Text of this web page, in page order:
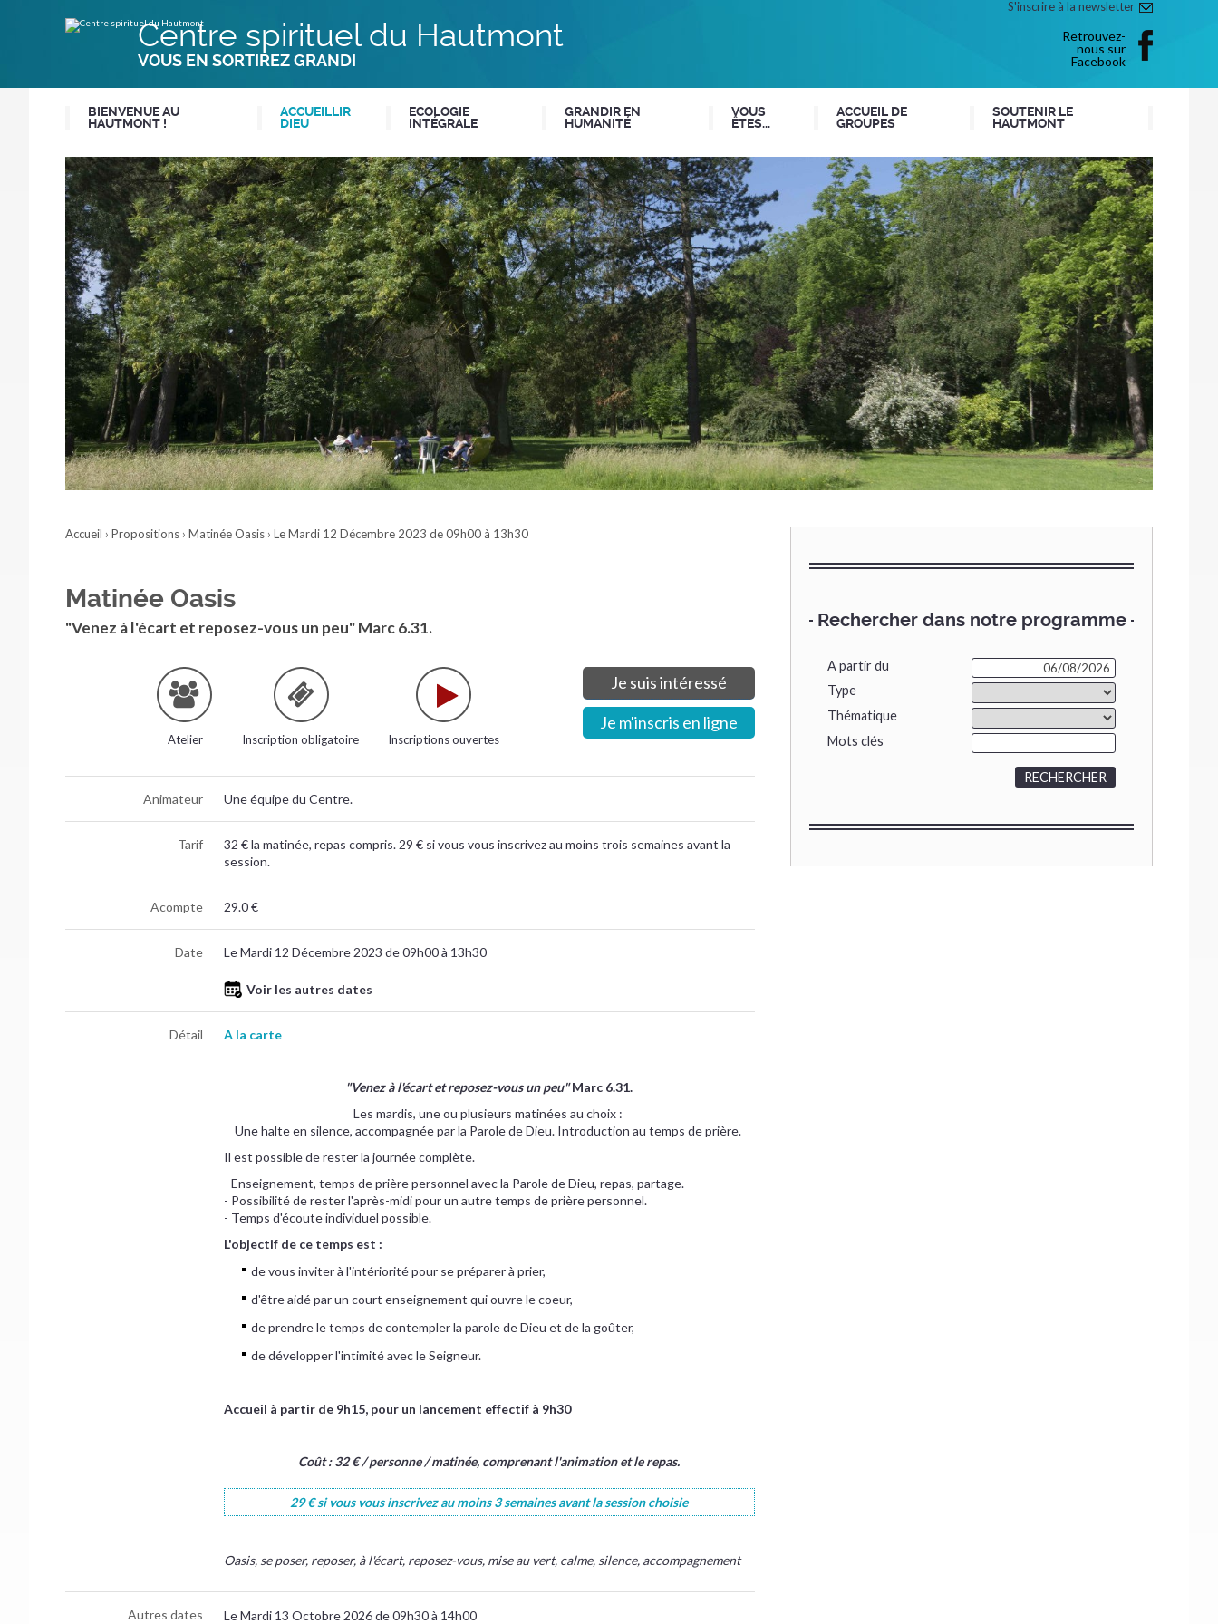
contenu.
S'inscrire à la newsletter
Retrouvez-
nous sur
Facebook
Centre spirituel du Hautmont
VOUS EN SORTIREZ GRANDI
BIENVENUE AU
HAUTMONT !
ACCUEILLIR
DIEU
ECOLOGIE
INTÉGRALE
GRANDIR EN
HUMANITÉ
VOUS
ÊTES...
ACCUEIL DE
GROUPES
SOUTENIR LE
HAUTMONT
Accueil › Propositions › Matinée Oasis › Le Mardi 12 Décembre 2023 de 09h00 à 13h30
Rechercher dans notre programme
A partir du
Type
Thématique
Mots clés
Matinée Oasis
"Venez à l'écart et reposez-vous un peu" Marc 6.31.
Atelier Inscription obligatoire Inscriptions ouvertes
Je suis intéressé
Je m'inscris en ligne
Animateur Une équipe du Centre.
Tarif
32 € la matinée, repas compris. 29 € si vous vous inscrivez au moins trois semaines avant la
session.
Acompte 29.0 €
Date Le Mardi 12 Décembre 2023 de 09h00 à 13h30
Voir les autres dates
Détail A la carte
"Venez à l'écart et reposez-vous un peu"Marc 6.31.
Les mardis, une ou plusieurs matinées au choix :
Une halte en silence, accompagnée par la Parole de Dieu. Introduction au temps de prière.
Il est possible de rester la journée complète.
- Enseignement, temps de prière personnel avec la Parole de Dieu, repas, partage.
- Possibilité de rester l'après-midi pour un autre temps de prière personnel.
- Temps d'écoute individuel possible.
L'objectif de ce temps est :
de vous inviter à l'intériorité pour se préparer à prier,
d'être aidé par un court enseignement qui ouvre le coeur,
de prendre le temps de contempler la parole de Dieu et de la goûter,
de développer l'intimité avec le Seigneur.
Accueil à partir de 9h15, pour un lancement effectif à 9h30
Coût : 32 € / personne / matinée, comprenant l'animation et le repas.
29 € si vous vous inscrivez au moins 3 semaines avant la session choisie
Oasis, se poser, reposer, à l'écart, reposez-vous, mise au vert, calme, silence, accompagnement
Autres dates Le Mardi 13 Octobre 2026 de 09h30 à 14h00